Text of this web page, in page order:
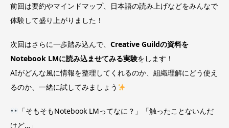
前回は要約やマインドマップ、日本語の読み上げなどをみんなで
体験して盛り上がりました！
次回はさらに一歩踏み込んで、 Creative Guildの資料を
Notebook LMに読み込ませてみる実験をします！
AIがどんな風に情報を整理してくれるのか、組織理解にどう使え
るのか、一緒に試してみましょう
「そもそもNotebook LMってなに？」「触ったことないんだ
けど…」